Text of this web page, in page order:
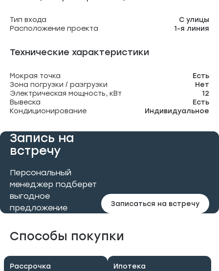
Тип входа
С улицы
Расположение проекта
1-я линия
Технические характеристики
Мокрая точка
Есть
Зона погрузки / разгрузки
Нет
Электрическая мощность, кВт
12
Вывеска
Есть
Кондиционирование
Индивидуальное
Запись на
встречу
Персональный
менеджер подберет
выгодное
предложение
Записаться на встречу
Способы покупки
Рассрочка Ипотека